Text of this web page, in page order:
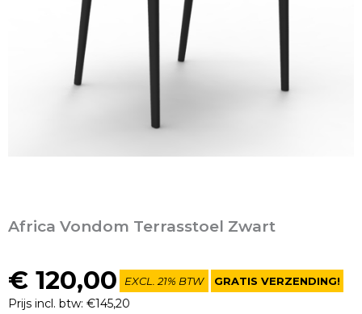
Africa Vondom Terrasstoel Zwart
€ 120,00
Prijs incl. btw: €145,20
EXCL. 21% BTW GRATIS VERZENDING!